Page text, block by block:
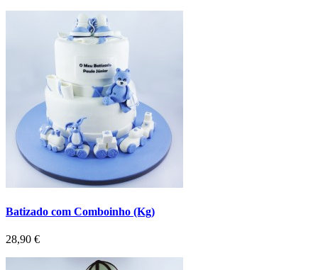
Batizado com Comboinho (Kg)
Preço
28,90 €